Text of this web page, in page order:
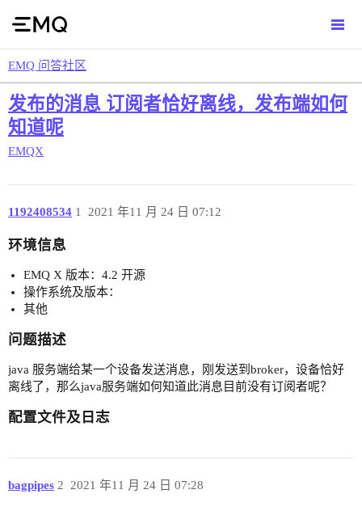
EMQ 问答社区
发布的消息 订阅者恰好离线，发布端如何
知道呢
EMQX
1192408534 2021 年11 月 24 日 07:12
1
环境信息
EMQ X 版本：4.2 开源
操作系统及版本：
其他
问题描述
java 服务端给某一个设备发送消息，刚发送到broker，设备恰好
离线了，那么java服务端如何知道此消息目前没有订阅者呢？
配置文件及日志
bagpipes 2021 年11 月 24 日 07:28
2